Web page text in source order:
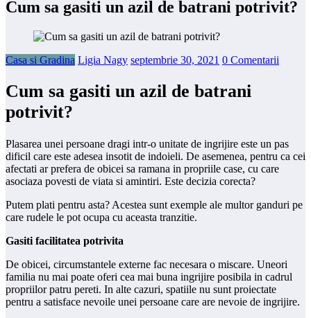
Cum sa gasiti un azil de batrani potrivit?
Casa si Gradina Ligia Nagy septembrie 30, 2021 0 Comentarii
Cum sa gasiti un azil de batrani
potrivit?
Plasarea unei persoane dragi intr-o unitate de ingrijire este un pas
dificil care este adesea insotit de indoieli. De asemenea, pentru ca cei
afectati ar prefera de obicei sa ramana in propriile case, cu care
asociaza povesti de viata si amintiri. Este decizia corecta?
Putem plati pentru asta? Acestea sunt exemple ale multor ganduri pe
care rudele le pot ocupa cu aceasta tranzitie.
Gasiti facilitatea potrivita
De obicei, circumstantele externe fac necesara o miscare. Uneori
familia nu mai poate oferi cea mai buna ingrijire posibila in cadrul
propriilor patru pereti. In alte cazuri, spatiile nu sunt proiectate
pentru a satisface nevoile unei persoane care are nevoie de ingrijire.